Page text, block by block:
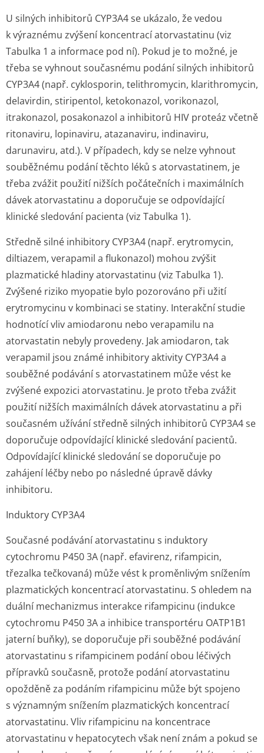
U silných inhibitorů CYP3A4 se ukázalo, že vedou
k výraznému zvýšení koncentrací atorvastatinu (viz
Tabulka 1 a informace pod ní). Pokud je to možné, je
třeba se vyhnout současnému podání silných inhibitorů
CYP3A4 (např. cyklosporin, telithromycin, klarithromycin,
delavirdin, stiripentol, ketokonazol, vorikonazol,
itrakonazol, posakonazol a inhibitorů HIV proteáz včetně
ritonaviru, lopinaviru, atazanaviru, indinaviru,
darunaviru, atd.). V případech, kdy se nelze vyhnout
souběžnému podání těchto léků s atorvastatinem, je
třeba zvážit použití nižších počátečních i maximálních
dávek atorvastatinu a doporučuje se odpovídající
klinické sledování pacienta (viz Tabulka 1).
Středně silné inhibitory CYP3A4 (např. erytromycin,
diltiazem, verapamil a flukonazol) mohou zvýšit
plazmatické hladiny atorvastatinu (viz Tabulka 1).
Zvýšené riziko myopatie bylo pozorováno při užití
erytromycinu v kombinaci se statiny. Interakční studie
hodnotící vliv amiodaronu nebo verapamilu na
atorvastatin nebyly provedeny. Jak amiodaron, tak
verapamil jsou známé inhibitory aktivity CYP3A4 a
souběžné podávání s atorvastatinem může vést ke
zvýšené expozici atorvastatinu. Je proto třeba zvážit
použití nižších maximálních dávek atorvastatinu a při
současném užívání středně silných inhibitorů CYP3A4 se
doporučuje odpovídající klinické sledování pacientů.
Odpovídající klinické sledování se doporučuje po
zahájení léčby nebo po následné úpravě dávky
inhibitoru.
Induktory CYP3A4
Současné podávání atorvastatinu s induktory
cytochromu P450 3A (např. efavirenz, rifampicin,
třezalka tečkovaná) může vést k proměnlivým snížením
plazmatických koncentrací atorvastatinu. S ohledem na
duální mechanizmus interakce rifampicinu (indukce
cytochromu P450 3A a inhibice transportéru OATP1B1
jaterní buňky), se doporučuje při souběžné podávání
atorvastatinu s rifampicinem podání obou léčivých
přípravků současně, protože podání atorvastatinu
opožděně za podáním rifampicinu může být spojeno
s významným snížením plazmatických koncentrací
atorvastatinu. Vliv rifampicinu na koncentrace
atorvastatinu v hepatocytech však není znám a pokud se